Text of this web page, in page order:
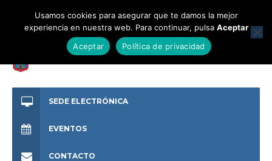
SEDE ELECTRÓNICA
EVENTOS
CONTACTO
Usamos cookies para asegurar que te damos la mejor
experiencia en nuestra web. Para continuar, pulsa Aceptar
Aceptar
Política de privacidad